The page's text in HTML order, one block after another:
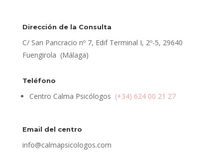
Dirección de la Consulta
C/ San Pancracio nº 7, Edif Terminal I, 2º-5, 29640
Fuengirola (Málaga)
Teléfono
Centro Calma Psicólogos (+34) 624 00 21 27
Email del centro
info@calmapsicologos.com